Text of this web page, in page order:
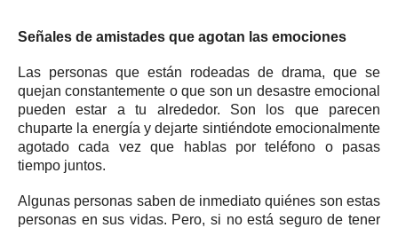
Señales de amistades que agotan las emociones
Las personas que están rodeadas de drama, que se
quejan constantemente o que son un desastre emocional
pueden estar a tu alrededor. Son los que parecen
chuparte la energía y dejarte sintiéndote emocionalmente
agotado cada vez que hablas por teléfono o pasas
tiempo juntos.
Algunas personas saben de inmediato quiénes son estas
personas en sus vidas. Pero, si no está seguro de tener